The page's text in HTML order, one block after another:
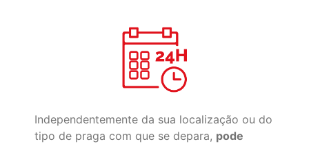
Independentemente da sua localização ou do
tipo de praga com que se depara, pode